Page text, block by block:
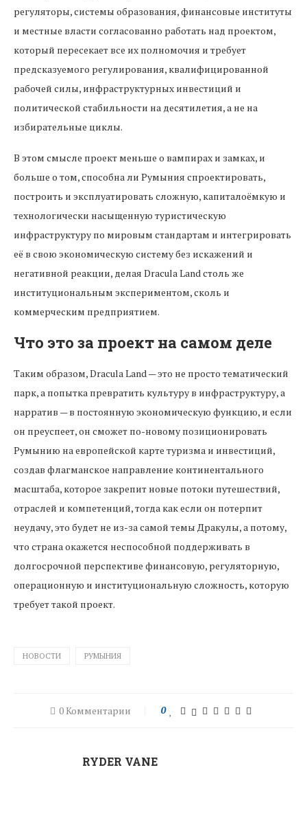
регуляторы, системы образования, финансовые институты
и местные власти согласованно работать над проектом,
который пересекает все их полномочия и требует
предсказуемого регулирования, квалифицированной
рабочей силы, инфраструктурных инвестиций и
политической стабильности на десятилетия, а не на
избирательные циклы.
В этом смысле проект меньше о вампирах и замках, и
больше о том, способна ли Румыния спроектировать,
построить и эксплуатировать сложную, капиталоёмкую и
технологически насыщенную туристическую
инфраструктуру по мировым стандартам и интегрировать
её в свою экономическую систему без искажений и
негативной реакции, делая Dracula Land столь же
институциональным экспериментом, сколь и
коммерческим предприятием.
Что это за проект на самом деле
Таким образом, Dracula Land — это не просто тематический
парк, а попытка превратить культуру в инфраструктуру, а
нарратив — в постоянную экономическую функцию, и если
он преуспеет, он сможет по-новому позиционировать
Румынию на европейской карте туризма и инвестиций,
создав флагманское направление континентального
масштаба, которое закрепит новые потоки путешествий,
отраслей и компетенций, тогда как если он потерпит
неудачу, это будет не из-за самой темы Дракулы, а потому,
что страна окажется неспособной поддерживать в
долгосрочной перспективе финансовую, регуляторную,
операционную и институциональную сложность, которую
требует такой проект.
НОВОСТИ РУМЫНИЯ
0 Комментарии 0
RYDER VANE